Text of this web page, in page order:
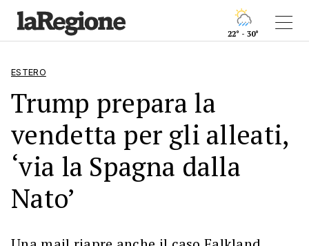
22° - 30°
ESTERO
Trump prepara la
vendetta per gli alleati,
‘via la Spagna dalla
Nato’